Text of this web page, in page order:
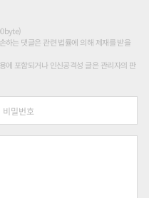
하는 댓글은 관련 법률에 의해 제재를 받을
에 포함되거나 인신공격성 글은 관리자의 판